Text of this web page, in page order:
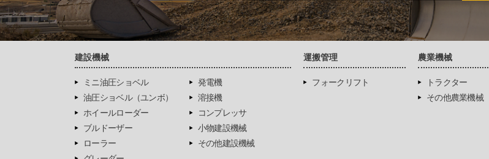
建設機械
ミニ油圧ショベル
油圧ショベル（ユンボ）
ホイールローダー
ブルドーザー
ローラー
発電機
溶接機
コンプレッサ
小物建設機械
その他建設機械
運搬管理
フォークリフト
農業機械
トラクター
その他農業機械